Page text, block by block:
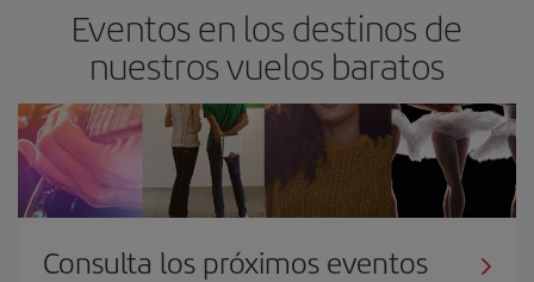
Eventos en los destinos de
nuestros vuelos baratos
Consulta los próximos eventos